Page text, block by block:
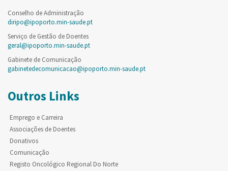
Conselho de Administração
diripo@ipoporto.min-saude.pt
Serviço de Gestão de Doentes
geral@ipoporto.min-saude.pt
Gabinete de Comunicação
gabinetedecomunicacao@ipoporto.min-saude.pt
Outros Links
Emprego e Carreira
Associações de Doentes
Donativos
Comunicação
Registo Oncológico Regional Do Norte